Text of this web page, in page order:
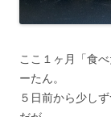
ここ１ヶ月「食
ーたん。
５日前から少し